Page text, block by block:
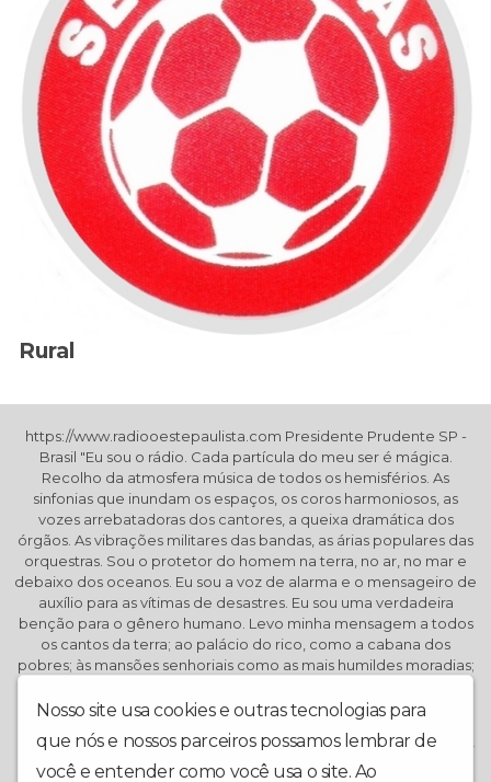
Rural
Nosso site usa cookies e outras tecnologias para
que nós e nossos parceiros possamos lembrar de
você e entender como você usa o site. Ao
https://www.radiooestepaulista.com Presidente Prudente SP -
Brasil "Eu sou o rádio. Cada partícula do meu ser é mágica.
Recolho da atmosfera música de todos os hemisférios. As
sinfonias que inundam os espaços, os coros harmoniosos, as
vozes arrebatadoras dos cantores, a queixa dramática dos
órgãos. As vibrações militares das bandas, as árias populares das
orquestras. Sou o protetor do homem na terra, no ar, no mar e
debaixo dos oceanos. Eu sou a voz de alarma e o mensageiro de
auxílio para as vítimas de desastres. Eu sou uma verdadeira
benção para o gênero humano. Levo minha mensagem a todos
os cantos da terra; ao palácio do rico, como a cabana dos
pobres; às mansões senhoriais como as mais humildes moradias;
velho; ao enfermo e ao cego, como ao são e ao robusto. Em
precioso que Deus dotou a humanidade. É impossível conceber
outra arte ou ciência tão maravilhosa e de tanta utilidade ao